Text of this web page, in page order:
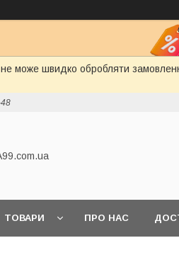
може швидко обробляти
ТОВАРИ ПРО НАС